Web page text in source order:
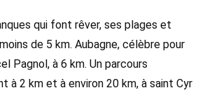
qui font rêver, ses plages et
de 5 km. Aubagne, célèbre pour
Pagnol, à 6 km. Un parcours
à 2 km et à environ 20 km, à saint Cyr